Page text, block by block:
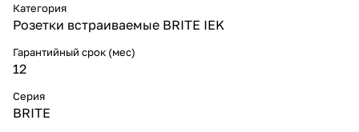
недвижимости, выполнить
современные интерьеры в
Категория
Розетки встраиваемые BRITE IEK
Гарантийный срок (мес)
12
Серия
BRITE